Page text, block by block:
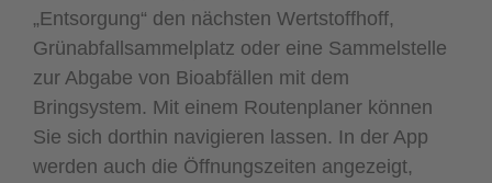
„Entsorgung“ den nächsten Wertstoffhoff,
Grünabfallsammelplatz oder eine Sammelstelle
zur Abgabe von Bioabfällen mit dem
Bringsystem. Mit einem Routenplaner können
Sie sich dorthin navigieren lassen. In der App
werden auch die Öffnungszeiten angezeigt,